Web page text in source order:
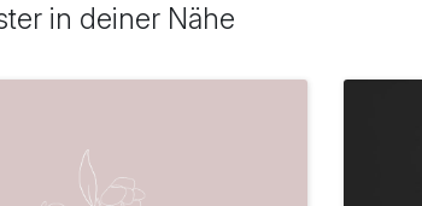
in deiner Nähe